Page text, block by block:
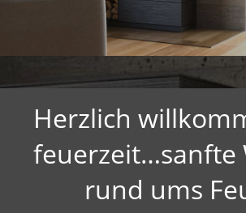
Herzlich
feuerzeit…sanfte
rund ums